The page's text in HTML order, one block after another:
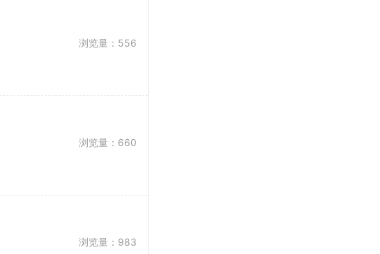
浏览量：556
浏览量：660
浏览量：983